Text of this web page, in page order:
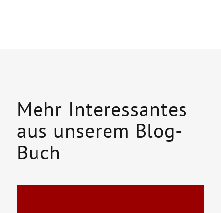
Mehr Interessantes
aus unserem Blog-
Buch